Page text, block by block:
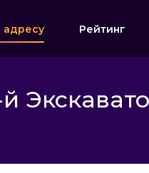
адресу Рейтинг